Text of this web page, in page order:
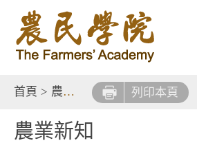
首頁 > 農業新知 列印本頁
農業新知